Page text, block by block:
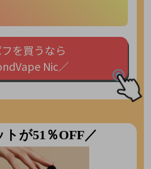
を買うなら
Nic／
トが51％OFF／